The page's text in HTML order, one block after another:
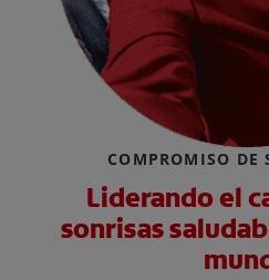
COMPROMISO DE
Liderando el
sonrisas